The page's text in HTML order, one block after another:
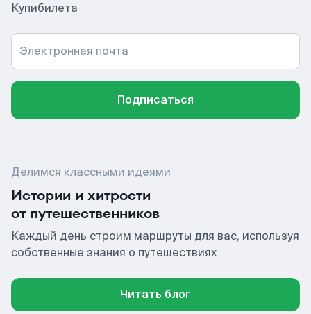
Купибилета
Электронная почта
Подписаться
Делимся классными идеями
Истории и хитрости
от путешественников
Каждый день строим маршруты для вас, используя
собственные знания о путешествиях
Читать блог